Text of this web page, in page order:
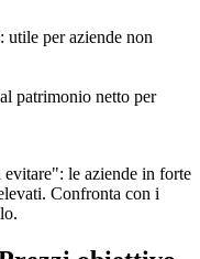
utile per aziende non
patrimonio netto per
le aziende in forte
Confronta con i